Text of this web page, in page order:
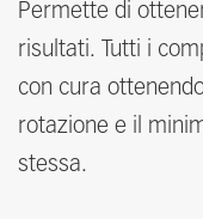
Permette di
risultati. Tutti i
con cura
rotazione e il
stessa.